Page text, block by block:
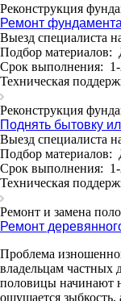
Реконструкция
Ремонт
Выезд специалиста
Подбор материалов:
Срок выполнения:
Техническая
Реконструкция
Поднять бытовку
Выезд специалиста
Подбор материалов:
Срок выполнения:
Техническая
Ремонт и замена
Ремонт
Проблема
владельцам частных
половицы начинают
ощущается зыбкость,